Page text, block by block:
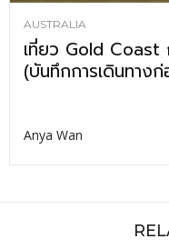
AUSTRALIA
เที่ยว Gold Coast
(บันทึกการเดินทาง
Anya Wan